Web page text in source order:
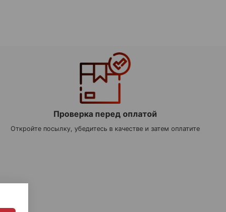
Проверка перед оплатой
Откройте посылку, убедитесь в качестве и затем оплатите